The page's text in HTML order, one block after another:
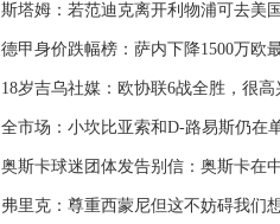
奥斯卡球迷团体发告别信：奥斯卡在